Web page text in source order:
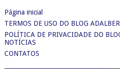
Página inicial
TERMOS DE USO DO BLOG
POLÍTICA DE PRIVACIDADE DO
NOTÍCIAS
CONTATOS